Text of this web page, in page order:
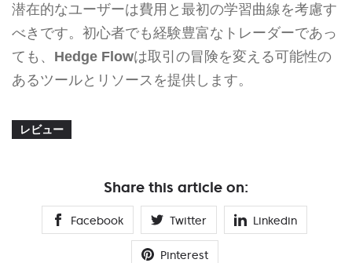
潜在的なユーザーは費用と最初の学習曲線を考慮す
べきです。初心者でも経験豊富なトレーダーであっ
ても、 Hedge Flowは取引の冒険を変える可能性の
あるツールとリソースを提供します。
レビュー
Share this article on:
Facebook Twitter Linkedin
Pinterest